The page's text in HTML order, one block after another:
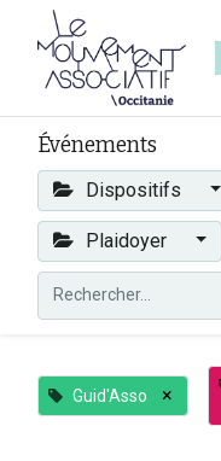
Événements
Dispositifs
Plaidoyer
Guid'Asso ×